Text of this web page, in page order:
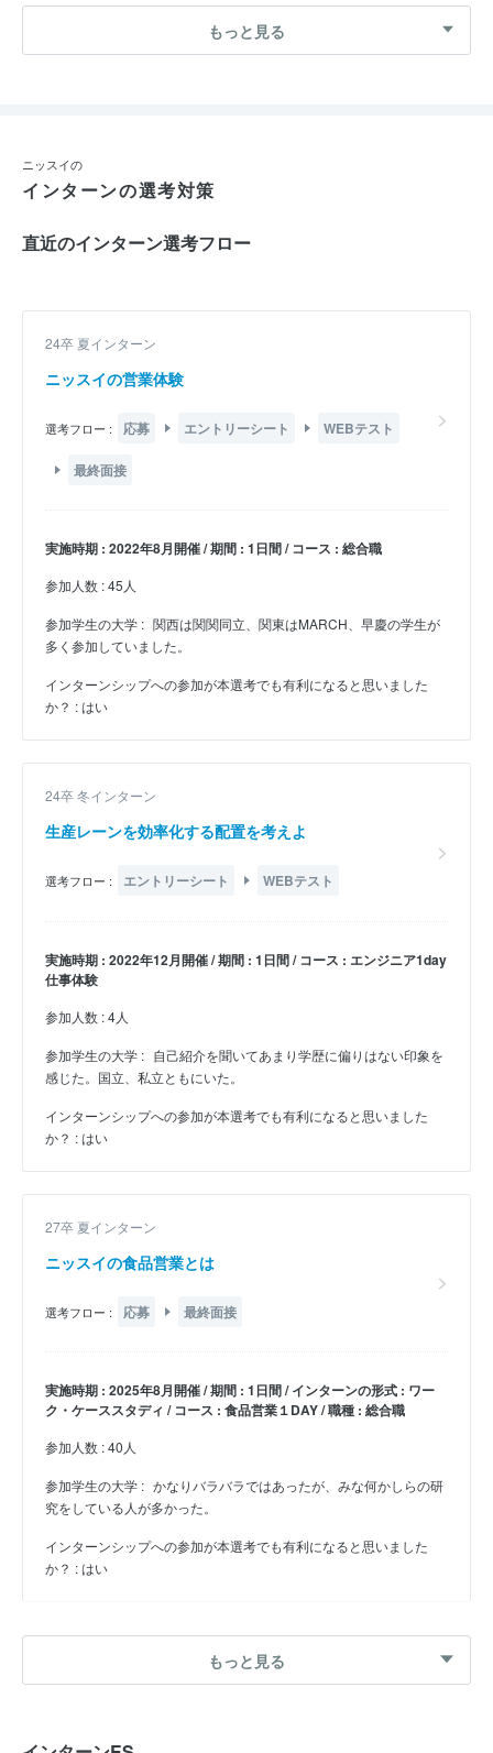
もっと見る
ニッスイの
インターンの選考対策
直近のインターン選考フロー
24卒 夏インターン
ニッスイの営業体験
選考フロー : 応募 エントリーシート WEBテスト
最終面接
実施時期 : 2022年8月開催 / 期間 : 1日間 / コース : 総合職
参加人数 : 45人
参加学生の大学 : 関西は関関同立、関東はMARCH、早慶の学生が
多く参加していました。
インターンシップへの参加が本選考でも有利になると思いました
か？ : はい
24卒 冬インターン
生産レーンを効率化する配置を考えよ
選考フロー : エントリーシート WEBテスト
実施時期 : 2022年12月開催 / 期間 : 1日間 / コース : エンジニア1day
仕事体験
参加人数 : 4人
参加学生の大学 : 自己紹介を聞いてあまり学歴に偏りはない印象を
感じた。国立、私立ともにいた。
インターンシップへの参加が本選考でも有利になると思いました
か？ : はい
27卒 夏インターン
ニッスイの食品営業とは
選考フロー : 応募 最終面接
実施時期 : 2025年8月開催 / 期間 : 1日間 / インターンの形式 : ワー
ク・ケーススタディ / コース : 食品営業１DAY / 職種 : 総合職
参加人数 : 40人
参加学生の大学 : かなりバラバラではあったが、みな何かしらの研
究をしている人が多かった。
インターンシップへの参加が本選考でも有利になると思いました
か？ : はい
選考フロー : 応募
もっと見る